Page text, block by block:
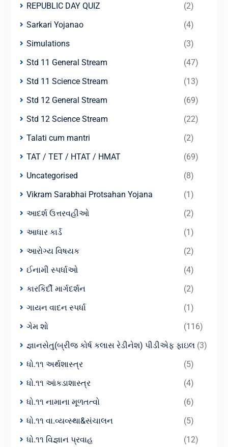
REPUBLIC DAY QUIZ
(2)
Sarkari Yojanao
(4)
Simulations
(3)
Std 11 General Stream
(47)
Std 11 Science Stream
(13)
Std 12 General Stream
(69)
Std 12 Science Stream
(22)
Talati cum mantri
(2)
TAT / TET / HTAT / HMAT
(69)
Uncategorised
(8)
Vikram Sarabhai Protsahan Yojana
(1)
આદર્શ ઉત્તરવહીઓ
(2)
આધાર કાર્ડ
(1)
આરોગ્ય વિષયક
(2)
ઈનામી સ્પર્ધાઓ
(4)
કારકિર્દી માર્ગદર્શન
(2)
ગાયન વાદન સ્પર્ધા
(1)
ગેમ શો
(116)
જ્ઞાનસેતુ(બ્રીજ કોર્ષ કલાસ રેડીનેશ) પીડીએફ ફાઇલ(3)
ધો.૧૧ અર્થશાસ્ત્ર
(5)
ધો.૧૧ આંકડાશાસ્ત્ર
(4)
ધો.૧૧ નામાના મૂળતત્વો
(6)
ધો.૧૧ વા.વ્યવ્સ્થા&સંચાલન
(5)
ધો.૧૧ વિજ્ઞાન પ્રવાહ
(12)